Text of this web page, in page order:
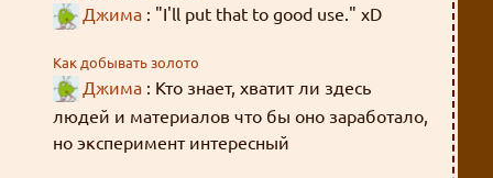
Джима : "I'll put that to good use." xD
Как добывать золото
Джима : Кто знает, хватит ли здесь
людей и материалов что бы оно заработало,
но эксперимент интересный